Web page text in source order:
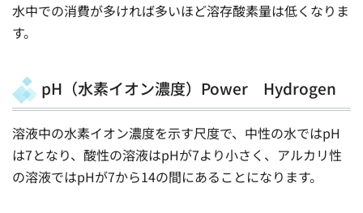
水中での消費が多ければ多いほど溶存酸素量は低くなりま
す。
pH（水素イオン濃度）Power Hydrogen
溶液中の水素イオン濃度を示す尺度で、中性の水ではpH
は7となり、酸性の溶液はpHが7より小さく、アルカリ性
の溶液ではpHが7から14の間にあることになります。